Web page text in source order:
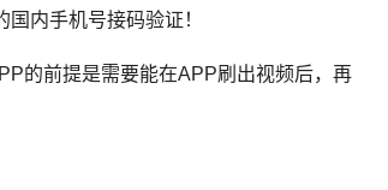
内手机号接码验证！
的前提是需要能在APP刷出视频后，再